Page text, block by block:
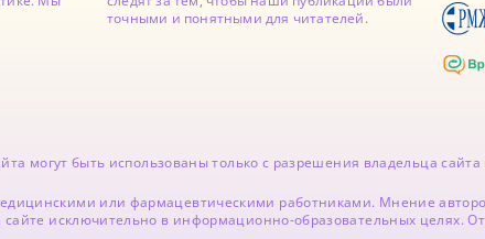
точными и понятными для читателей.
могут быть использованы только с разрешения владельца
или фармацевтическими работниками. Мнение
исключительно в информационно-образовательных целях.